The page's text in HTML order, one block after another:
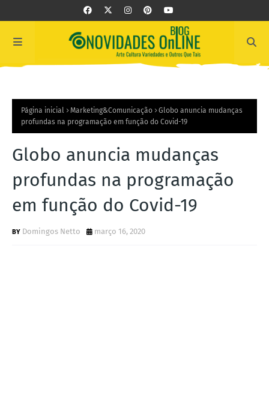
Página inicial Marketing&Comunicação
Globo anuncia mudanças
profundas na programação em função do Covid-19
Globo anuncia mudanças
profundas na programação
em função do Covid-19
Domingos Netto março 16, 2020